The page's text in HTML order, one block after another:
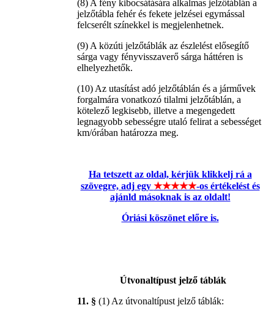
(8) A fény kibocsátására alkalmas jelzőtáblán a
jelzőtábla fehér és fekete jelzései egymással
felcserélt színekkel is megjelenhetnek.
(9) A közúti jelzőtáblák az észlelést elősegítő
sárga vagy fényvisszaverő sárga háttéren is
elhelyezhetők.
(10) Az utasítást adó jelzőtáblán és a járművek
forgalmára vonatkozó tilalmi jelzőtáblán, a
kötelező legkisebb, illetve a megengedett
legnagyobb sebességre utaló felirat a sebességet
km/órában határozza meg.
Ha tetszett az oldal, kérjük klikkelj rá a
szövegre, adj egy ★★★★★-os értékelést és
ajánld másoknak is az oldalt!
Óriási köszönet előre is.
Útvonaltípust jelző táblák
11. § (1) Az útvonaltípust jelző táblák: